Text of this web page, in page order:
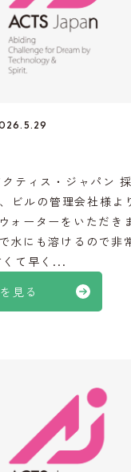
見る
ティス・ジャパン
ビルの管理会社様よ
ォーターをいただ
水にも溶けるので非
て早く...